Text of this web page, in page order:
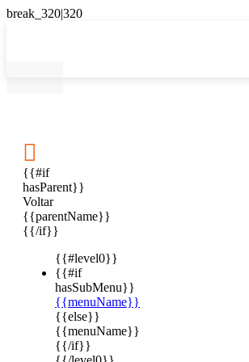

{{#if
hasParent}}
Voltar
{{parentName}}
{{/if}}
{{#level0}}
{{#if
hasSubMenu}}
{{menuName}}
{{else}}
{{menuName}}
{{/if}}